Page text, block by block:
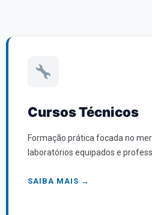
Cursos Técnicos
Formação prática focada no
laboratórios equipados e
SAIBA MAIS →